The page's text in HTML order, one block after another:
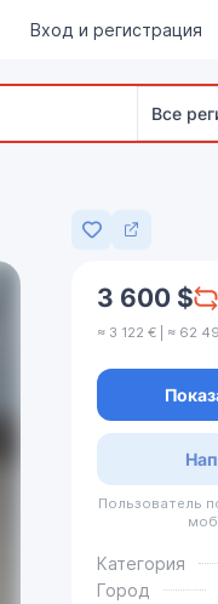
Вход и регистрация
Все
Добавить в
3 600 $
≈ 3 122 € | ≈ 62
Пользователь
Категория
Город